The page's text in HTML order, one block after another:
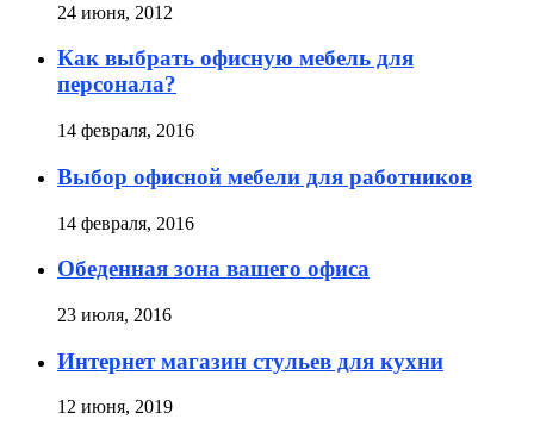
24 июня, 2012
Как выбрать офисную мебель для
персонала?
14 февраля, 2016
Выбор офисной мебели для работников
14 февраля, 2016
Обеденная зона вашего офиса
23 июля, 2016
Интернет магазин стульев для кухни
12 июня, 2019